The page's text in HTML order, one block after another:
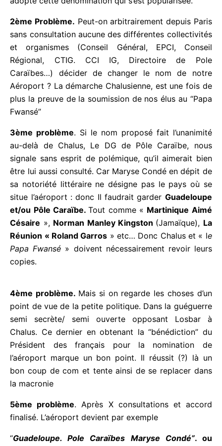
que c’est l’aérogare inauguré en 1996 qui est
désigné par Guadeloupe Pôle Caraïbe. Le public a
vite adopté cette dénomination qui s’est
popularisée.
2ème Problème.
Peut-on arbitrairement depuis
Paris sans consultation aucune des différentes
collectivités et organismes (Conseil Général, EPCI,
Conseil Régional, CTIG. CCI IG, Directoire de Pole
Caraïbes…) décider de changer le nom de notre
Aéroport ? La démarche Chalusienne, est une fois
de plus la preuve de la soumission de nos élus au
“Papa Fwansé”
3ème problème. Si le nom proposé fait l’unanimité
au-delà de Chalus, Le DG de Pôle Caraïbe, nous
signale sans esprit de polémique, qu’il aimerait bien
être lui aussi consulté. Car Maryse Condé en dépit
de sa notoriété littéraire ne désigne pas le pays où
se situe l’aéroport : donc Il faudrait garder
Guadeloupe et/ou Pôle Caraïbe.Tout comme
«Martinique Aimé Césaire
Garros» etc… Donc Chalus et « le Papa Fwansé »
doivent nécessairement revoir leurs copies.
4ème problème. Mais si on regarde les choses
d’un point de vue de la petite politique. Dans la
guéguerre semi secrète/ semi ouverte opposant
Losbar à Chalus. Ce dernier en obtenant la
“bénédiction” du Président des français pour la
nomination de l’aéroport marque un bon point. Il
réussit (?) là un bon coup de com et tente ainsi de